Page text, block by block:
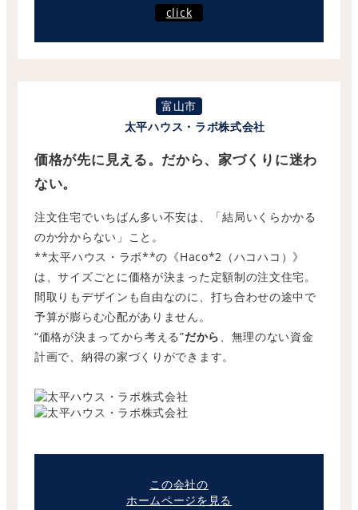
click
富山市
太平ハウス・ラボ株式会社
価格が先に見える。だから、家づくりに迷わ
ない。
注文住宅でいちばん多い不安は、「結局いくらかかる
のか分からない」こと。
**太平ハウス・ラボ**の《Haco*2 （ハコハコ）》
は、サイズごとに価格が決まった定額制の注文住宅。
間取りもデザインも自由なのに、 打ち合わせの途中で
予算が膨らむ心配がありません。
“価格が決まってから考える”だから、無理のない資金
計画で、 納得の家づくりができます。
この会社の
ホームページを見る